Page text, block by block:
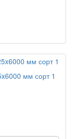
мм сорт 1